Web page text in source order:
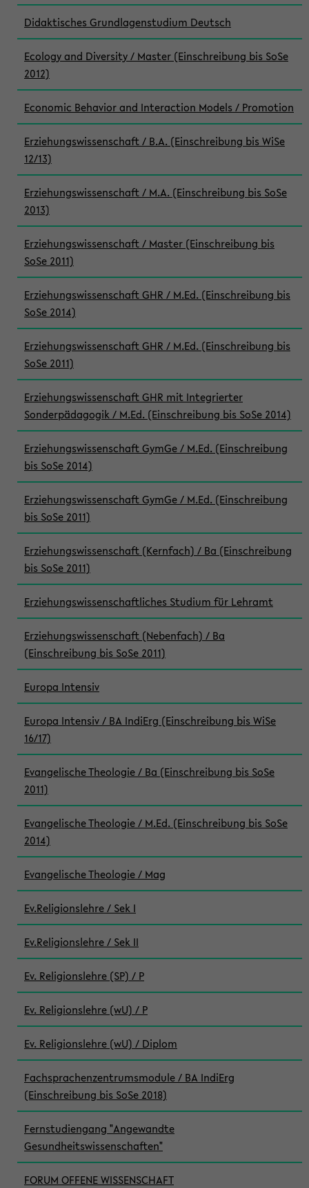
Didaktisches Grundlagenstudium Deutsch
Ecology and Diversity / Master (Einschreibung bis SoSe
2012)
Economic Behavior and Interaction Models / Promotion
Erziehungswissenschaft / B.A. (Einschreibung bis WiSe
12/13)
Erziehungswissenschaft / M.A. (Einschreibung bis SoSe
2013)
Erziehungswissenschaft / Master (Einschreibung bis
SoSe 2011)
Erziehungswissenschaft GHR / M.Ed. (Einschreibung bis
SoSe 2014)
Erziehungswissenschaft GHR / M.Ed. (Einschreibung bis
SoSe 2011)
Erziehungswissenschaft GHR mit Integrierter
Sonderpädagogik / M.Ed. (Einschreibung bis SoSe 2014)
Erziehungswissenschaft GymGe / M.Ed. (Einschreibung
bis SoSe 2014)
Erziehungswissenschaft GymGe / M.Ed. (Einschreibung
bis SoSe 2011)
Erziehungswissenschaft (Kernfach) / Ba (Einschreibung
bis SoSe 2011)
Erziehungswissenschaftliches Studium für Lehramt
Erziehungswissenschaft (Nebenfach) / Ba
(Einschreibung bis SoSe 2011)
Europa Intensiv
Europa Intensiv / BA IndiErg (Einschreibung bis WiSe
16/17)
Evangelische Theologie / Ba (Einschreibung bis SoSe
2011)
Evangelische Theologie / M.Ed. (Einschreibung bis SoSe
2014)
Evangelische Theologie / Mag
Ev.Religionslehre / Sek I
Ev.Religionslehre / Sek II
Ev. Religionslehre (SP) / P
Ev. Religionslehre (wU) / P
Ev. Religionslehre (wU) / Diplom
Fachsprachenzentrumsmodule / BA IndiErg
(Einschreibung bis SoSe 2018)
Fernstudiengang "Angewandte
Gesundheitswissenschaften"
FORUM OFFENE WISSENSCHAFT